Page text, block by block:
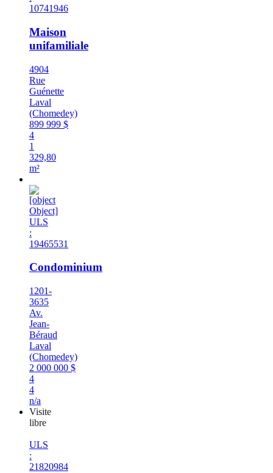
10741946
Maison
unifamiliale
4904
Rue
Guénette
Laval
(Chomedey)
899 999 $
4
1
329,80
m²
ULS
:
19465531
Condominium
1201-
3635
Av.
Jean-
Béraud
Laval
(Chomedey)
2 000 000 $
4
4
n/a
Visite
libre
ULS
:
21820984